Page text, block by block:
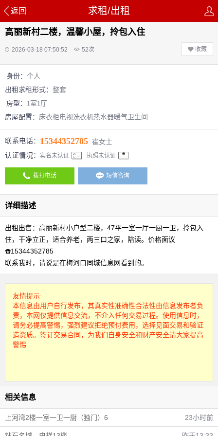
返回 求租/出租
高丽新村二楼，温馨小屋，拎包入住
2026-03-18 07:50:52 52次 收藏
身份： 个人
出租求租形式： 整套
房型： 1室1厅
房屋配置： 床衣柜电视洗衣机热水器暖气 卫生间
联系电话： 15344352785 崔女士
认证情况：
实名未认证 执照未认证
拨打电话 短信咨询
详细描述
出租出售：高丽新村小户型二楼，47平一室一厅一厨一卫，拎包入
住，干净立正，适合养老，两三口之家，陪读。价格面议
☎️15344352785
联系我时，请说是在梅河口同城信息网看到的。
友情提示:
本信息由用户自行发布，其真实性准确性合法性由信息发布者负
责，本网仅提供信息交流，不介入任何交易过程。使用信息时，
请务必提高警惕，强烈建议拒绝预付费用，选择见面交易和验证
造资质。签订交易合同，为我们自身安全和财产安全请大家提高
警惕
相关信息
上河湾2楼一室一卫一厨（独门）6 23小时前